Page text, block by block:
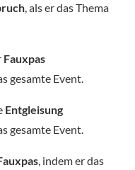
, als er das Thema
Fauxpas
gesamte Event.
Entgleisung
gesamte Event.
, indem er das